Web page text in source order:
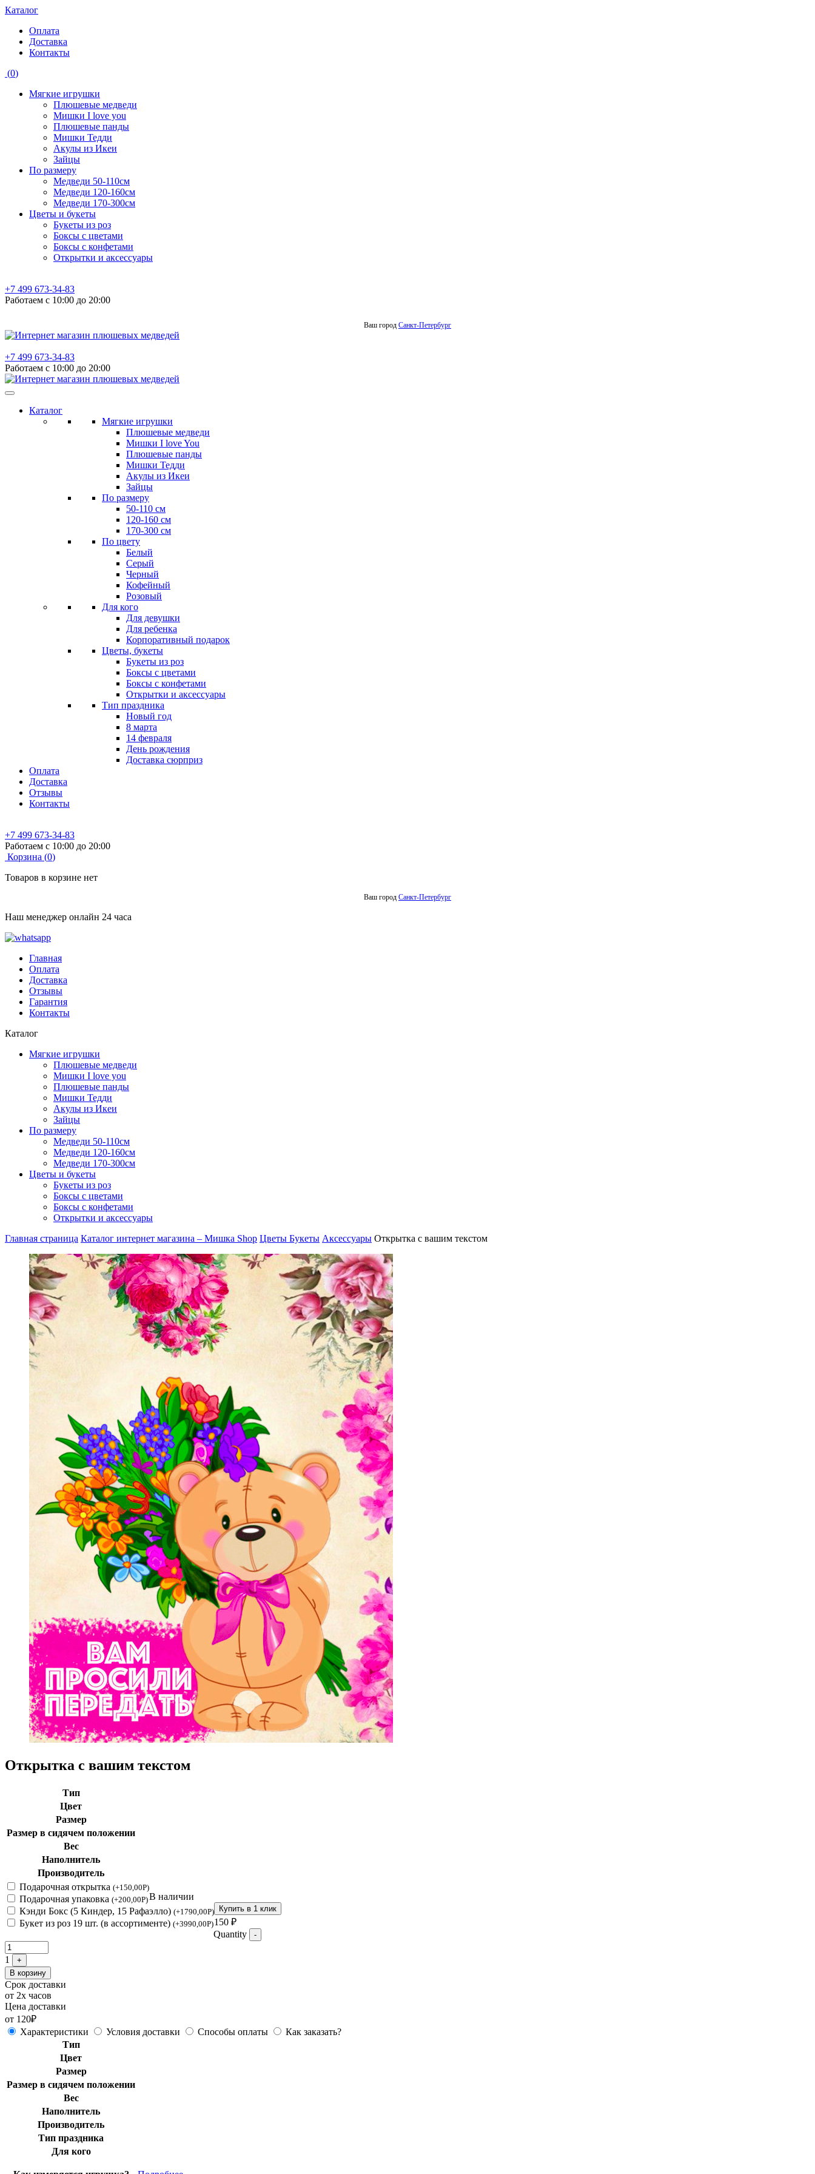
Каталог
Оплата
Доставка
Контакты
(0)
Мягкие игрушки
Плюшевые медведи
Мишки I love you
Плюшевые панды
Мишки Тедди
Акулы из Икеи
Зайцы
По размеру
Медведи 50-110см
Медведи 120-160см
Медведи 170-300см
Цветы и букеты
Букеты из роз
Боксы с цветами
Боксы с конфетами
Открытки и аксессуары
+7 499 673-34-83
Работаем с 10:00 до 20:00
Ваш город Санкт-Петербург
+7 499 673-34-83
Работаем с 10:00 до 20:00
Каталог
Мягкие игрушки
Плюшевые медведи
Мишки I love You
Плюшевые панды
Мишки Тедди
Акулы из Икеи
Зайцы
По размеру
50-110 см
120-160 см
170-300 см
По цвету
Белый
Серый
Черный
Кофейный
Розовый
Для кого
Для девушки
Для ребенка
Корпоративный подарок
Цветы, букеты
Букеты из роз
Боксы с цветами
Боксы с конфетами
Открытки и аксессуары
Тип праздника
Новый год
8 марта
14 февраля
День рождения
Доставка сюрприз
Оплата
Доставка
Отзывы
Контакты
+7 499 673-34-83
Работаем с 10:00 до 20:00
Корзина (0)
Товаров в корзине нет
Ваш город Санкт-Петербург
Наш менеджер онлайн 24 часа
Главная
Оплата
Доставка
Отзывы
Гарантия
Контакты
Каталог
Мягкие игрушки
Плюшевые медведи
Мишки I love you
Плюшевые панды
Мишки Тедди
Акулы из Икеи
Зайцы
По размеру
Медведи 50-110см
Медведи 120-160см
Медведи 170-300см
Цветы и букеты
Букеты из роз
Боксы с цветами
Боксы с конфетами
Открытки и аксессуары
Главная страница Каталог интернет магазина – Мишка Shop Цветы Букеты Аксессуары Открытка с вашим текстом
Открытка с вашим текстом
Тип
Цвет
Размер
Размер в сидячем положении
Вес
Наполнитель
Производитель
Подарочная открытка (+150,00Р)
Подарочная упаковка (+200,00Р)
Кэнди Бокс (5 Киндер, 15 Рафаэлло) (+1790,00Р)
Букет из роз 19 шт. (в ассортименте) (+3990,00Р)
В наличии
Купить в 1 клик
150 ₽
Quantity
-
1
+
В корзину
Срок доставки
от 2х часов
Цена доставки
от 120₽
Характеристики
Условия доставки Способы оплаты
Как заказать?
Тип
Цвет
Размер
Размер в сидячем положении
Вес
Наполнитель
Производитель
Тип праздника
Для кого